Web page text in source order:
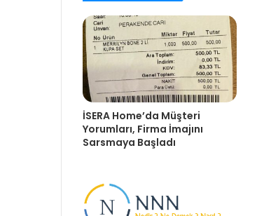
İSERA Home’da Müşteri
Yorumları, Firma İmajını
Sarsmaya Başladı